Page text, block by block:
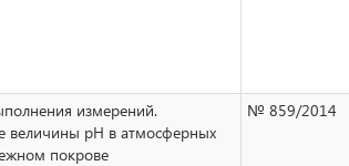
измерений.
величины pH в атмосферных
покрове
№ 859/2014